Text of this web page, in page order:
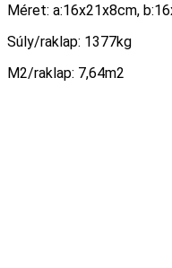
Méret: a:16x21x8cm,
Súly/raklap: 1377kg
M2/raklap: 7,64m2